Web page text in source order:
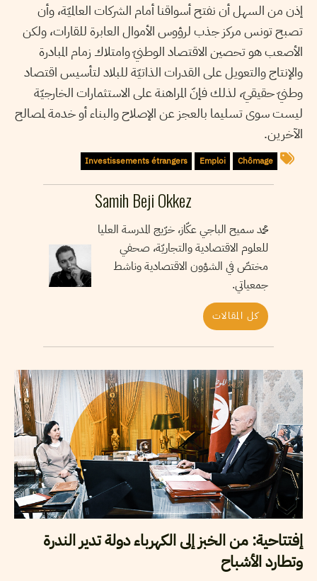
إذن من السهل أن نفتح أسواقنا أمام الشركات العالميّة، وأن
تصبح تونس مركز جذب لرؤوس الأموال العابرة للقارات، ولكن
الأصعب هو تحصين الاقتصاد الوطنيّ وامتلاك زمام المبادرة
والإنتاج والتعويل على القدرات الذاتيّة للبلاد لتأسيس اقتصاد
وطنيّ حقيقيّ، لذلك فإنّ المراهنة على الاستثمارات الخارجيّة
ليست سوى تسليما بالعجز عن الإصلاح والبناء أو خدمة لمصالح
الآخرين.
Chômage
Emploi
Investissements étrangers
Samih Beji Okkez
محمد سميح الباجي عكّاز، خرّيج المدرسة العليا
للعلوم الاقتصادية والتجاريّة، صحفي
مختصّ في الشؤون الاقتصادية وناشط
جمعياتي.
كل المقالات
إفتتاحية: من الخبز إلى الكهرباء دولة تدير الندرة
وتطارد الأشباح